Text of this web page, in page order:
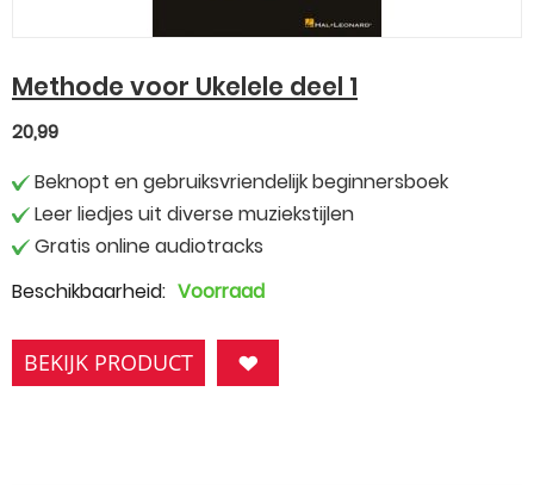
Methode voor Ukelele deel 1
20,99
Beknopt en gebruiksvriendelijk beginnersboek
Leer liedjes uit diverse muziekstijlen
Gratis online audiotracks
Beschikbaarheid: Voorraad
BEKIJK PRODUCT